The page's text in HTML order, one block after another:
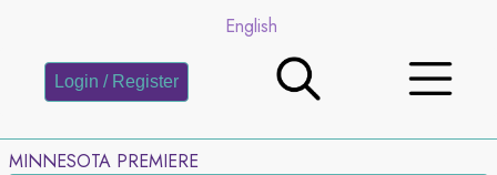
English
Login / Register
MINNESOTA PREMIERE